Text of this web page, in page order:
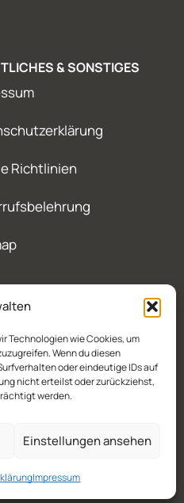
Technologien wie Cookies, um
Wenn du diesen
oder eindeutige IDs auf
nicht erteilst oder zurückziehst,
werden.
Einstellungen ansehen
Impressum
& SONSTIGES
Richtlinien